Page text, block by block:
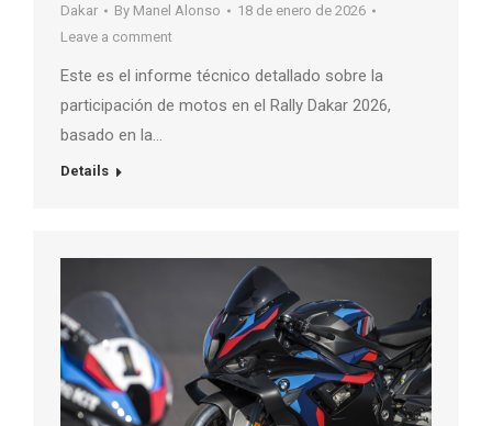
Dakar By Manel Alonso
18 de enero de 2026
Leave a comment
Este es el informe técnico detallado sobre la
participación de motos en el Rally Dakar 2026,
basado en la…
Details